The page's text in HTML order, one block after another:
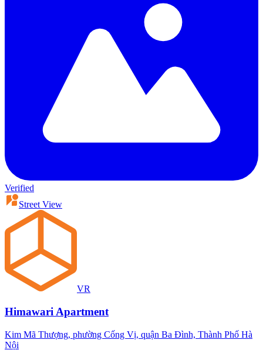
Verified
Street View
VR
Himawari Apartment
Kim Mã Thượng, phường Cống Vị, quận Ba Đình, Thành Phố Hà
Nội